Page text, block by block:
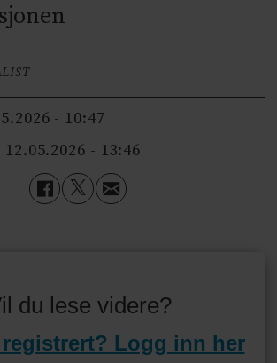
- 10:47
12.05.2026 - 13:46
du lese videre?
Logg inn her